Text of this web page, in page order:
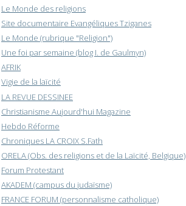
Le Monde des religions
Site documentaire Evangéliques Tziganes
Le Monde (rubrique "Religion")
Une foi par semaine (blog I. de Gaulmyn)
AFRIK
Vigie de la laïcité
LA REVUE DESSINEE
Christianisme Aujourd'hui Magazine
Hebdo Réforme
Chroniques LA CROIX S.Fath
ORELA (Obs. des religions et de la Laïcité, Belgique)
Forum Protestant
AKADEM (campus du judaïsme)
FRANCE FORUM (personnalisme catholique)